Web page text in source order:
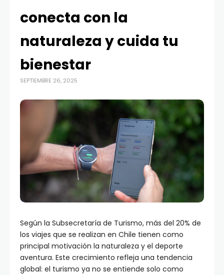
conecta con la
naturaleza y cuida tu
bienestar
SEPTIEMBRE 26, 2025
Según la Subsecretaría de Turismo, más del 20% de
los viajes que se realizan en Chile tienen como
principal motivación la naturaleza y el deporte
aventura. Este crecimiento refleja una tendencia
global: el turismo ya no se entiende solo como